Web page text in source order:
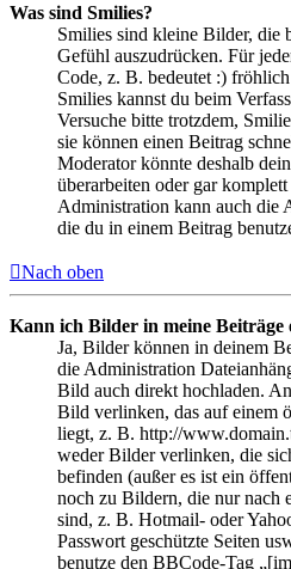
Was sind Smilies?
Smilies sind kleine Bilder, die
Gefühl auszudrücken. Für
Code, z. B. bedeutet :)
Smilies kannst du beim
Versuche bitte trotzdem,
sie können einen Beitrag
Moderator könnte deshalb
überarbeiten oder gar
Administration kann auch die
die du in einem Beitrag
Nach oben
Kann ich Bilder in meine Beiträge
Ja, Bilder können in deinem
die Administration
Bild auch direkt hochladen.
Bild verlinken, das auf einem
liegt, z. B. http://
weder Bilder verlinken, die
befinden (außer es ist ein
noch zu Bildern, die nur nach
sind, z. B. Hotmail- oder
Passwort geschützte Seiten
benutze den BBCode-Tag